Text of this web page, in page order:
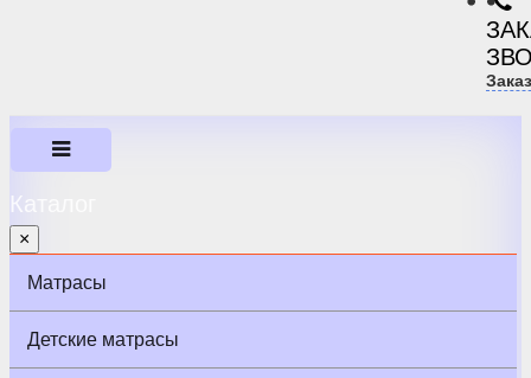
Каталог
×
Матрасы
Детские матрасы